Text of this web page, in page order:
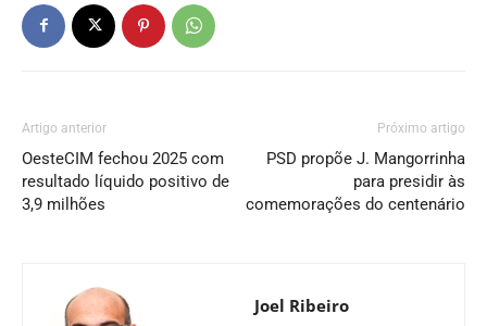
Artigo anterior
OesteCIM fechou 2025 com
resultado líquido positivo de
3,9 milhões
Próximo artigo
PSD propõe J. Mangorrinha
para presidir às
comemorações do centenário
Joel Ribeiro